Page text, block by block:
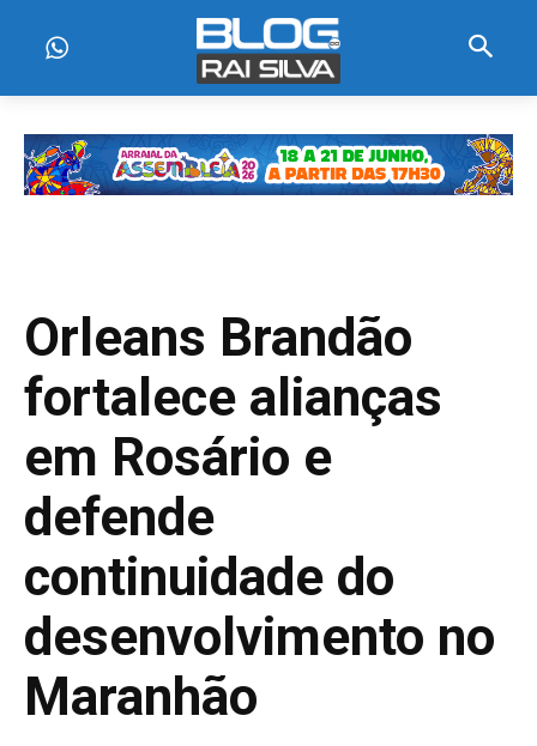
Orleans Brandão
fortalece alianças
em Rosário e
defende
continuidade do
desenvolvimento no
Maranhão